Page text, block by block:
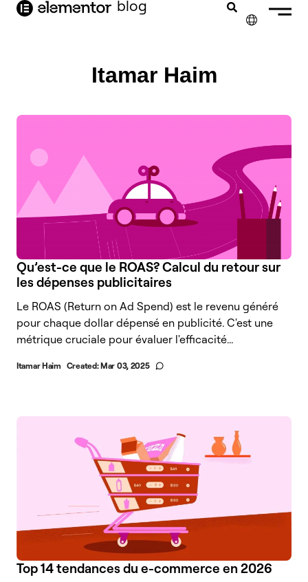
principal
blog
DEUTSCH
PORTUGUÊS
ESPAÑOL
ITALIANO
Itamar Haim
Qu’est-ce que le ROAS? Calcul du retour sur
les dépenses publicitaires
Le ROAS (Return on Ad Spend) est le revenu généré
pour chaque dollar dépensé en publicité. C'est une
métrique cruciale pour évaluer l'efficacité...
Itamar Haim Created:Mar 03, 2025
Top 14 tendances du e-commerce en 2026